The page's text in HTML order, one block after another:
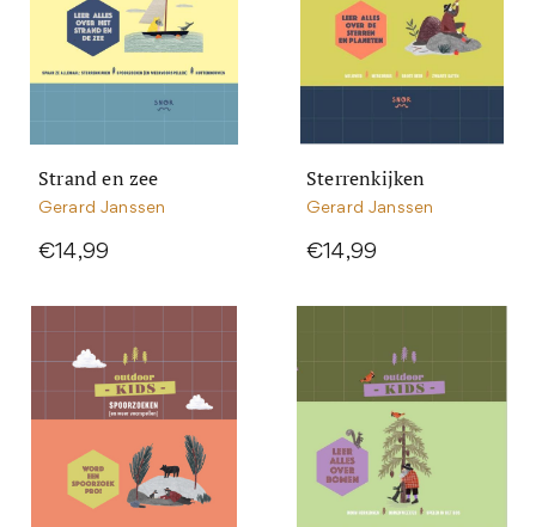
Strand en zee
Gerard Janssen
€14,99
Sterrenkijken
Gerard Janssen
€14,99